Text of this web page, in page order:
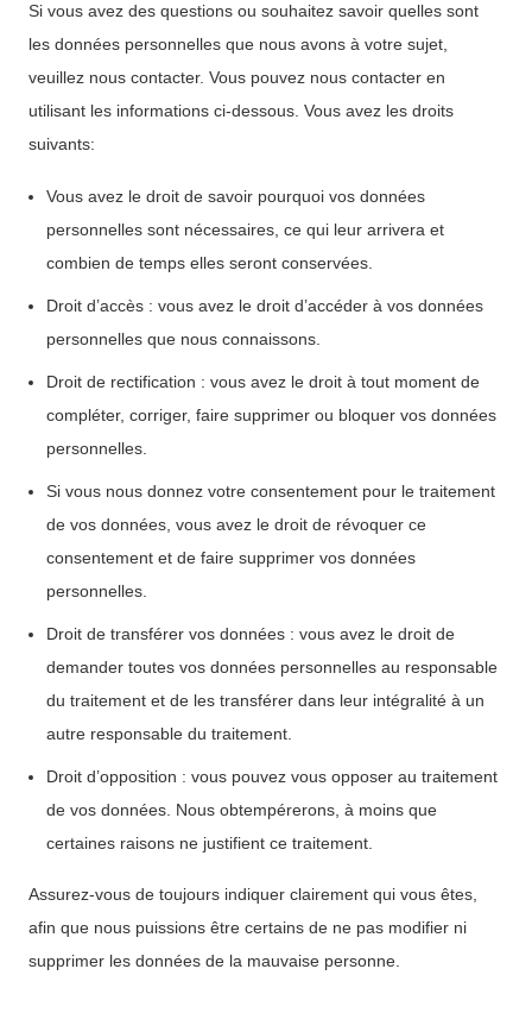
Si vous avez des questions ou souhaitez savoir quelles sont
les données personnelles que nous avons à votre sujet,
veuillez nous contacter. Vous pouvez nous contacter en
utilisant les informations ci-dessous. Vous avez les droits
suivants:
Vous avez le droit de savoir pourquoi vos données
personnelles sont nécessaires, ce qui leur arrivera et
combien de temps elles seront conservées.
Droit d’accès : vous avez le droit d’accéder à vos données
personnelles que nous connaissons.
Droit de rectification : vous avez le droit à tout moment de
compléter, corriger, faire supprimer ou bloquer vos données
personnelles.
Si vous nous donnez votre consentement pour le traitement
de vos données, vous avez le droit de révoquer ce
consentement et de faire supprimer vos données
personnelles.
Droit de transférer vos données : vous avez le droit de
demander toutes vos données personnelles au responsable
du traitement et de les transférer dans leur intégralité à un
autre responsable du traitement.
Droit d’opposition : vous pouvez vous opposer au traitement
de vos données. Nous obtempérerons, à moins que
certaines raisons ne justifient ce traitement.
Assurez-vous de toujours indiquer clairement qui vous êtes,
afin que nous puissions être certains de ne pas modifier ni
supprimer les données de la mauvaise personne.